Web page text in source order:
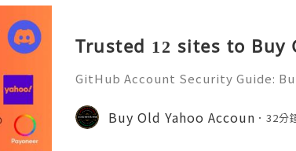
Trusted 12 sites to Buy
GitHub Account Security Guide:
d's leading platforms for
ration. Millions of develo
Buy Old Yahoo Accoun 32分